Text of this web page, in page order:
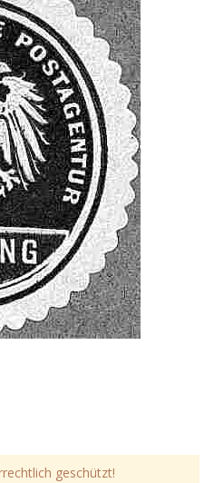
geschützt!